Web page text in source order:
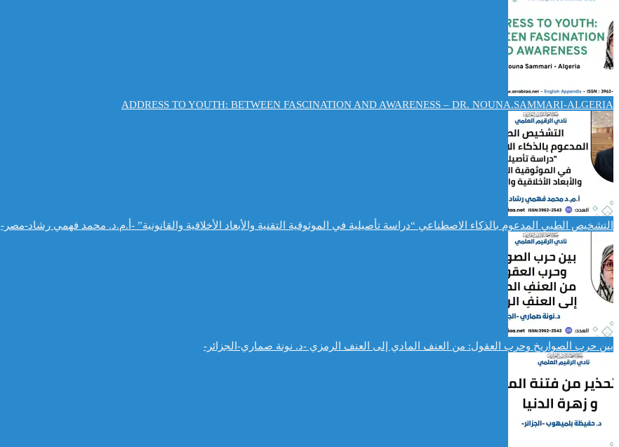
ADDRESS TO YOUTH: BETWEEN FASCINATION AND AWARENESS – DR. NOUNA.SAMMARI-ALGERIA
التشخيص الطبي المدعوم بالذكاء الاصطناعي “دراسة تأصيلية في الموثوقية التقنية والأبعاد الأخلاقية والقانونية” -أ.م.د. محمد فهمي رشاد-مصر-
بين حرب الصواريخ وحرب العقول: من العنف المادي إلى العنف الرمزي -د. نونة صماري-الجزائر-